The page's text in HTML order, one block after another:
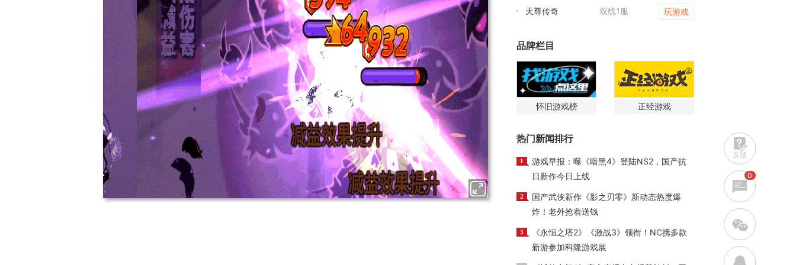
天尊传奇 双线1服 玩游戏
品牌栏目
怀旧游戏榜 正经游戏
热门新闻排行
1
游戏早报：曝《暗黑4》登陆NS2，国产抗
日新作今日上线
2
国产武侠新作《影之刃零》新动态热度爆
炸！老外抢着送钱
3
《永恒之塔2》《激战3》领衔！NC携多款
新游参加科隆游戏展
反馈
0
w